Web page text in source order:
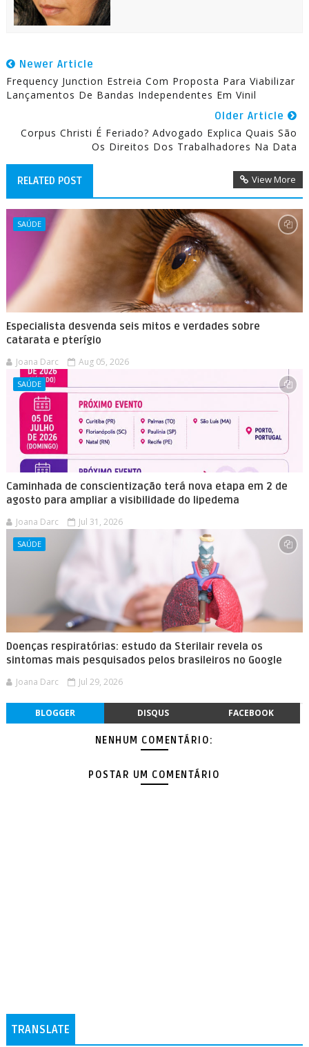
Newer Article
Frequency Junction Estreia Com Proposta Para Viabilizar
Lançamentos De Bandas Independentes Em Vinil
Older Article
Corpus Christi É Feriado? Advogado Explica Quais São
Os Direitos Dos Trabalhadores Na Data
RELATED POST View More
SAÚDE
Especialista desvenda seis mitos e verdades sobre
catarata e pterígio
Joana Darc Aug 05, 2026
SAÚDE
Caminhada de conscientização terá nova etapa em 2 de
agosto para ampliar a visibilidade do lipedema
Joana Darc Jul 31, 2026
SAÚDE
Doenças respiratórias: estudo da Sterilair revela os
sintomas mais pesquisados pelos brasileiros no Google
Joana Darc Jul 29, 2026
BLOGGER DISQUS FACEBOOK
NENHUM COMENTÁRIO:
POSTAR UM COMENTÁRIO
TRANSLATE